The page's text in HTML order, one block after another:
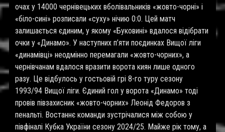
очах у 14000 чернівецьких вболівальників «жовто-чорні» і
«біло-сині» розписали «суху» нічию 0:0. Цей матч
залишається єдиним, у якому «Буковині» вдалося відібрати
очки у «Динамо». У наступних п’яти поєдинках Вищої ліги
«динамівці» неодмінно перемагали «жовто-чорних», а
чернівчанам вдалося вразити ворота киян лише одного
разу. Це відбулось у гостьовій грі 8-го туру сезону
1993/94 Вищої ліги. Єдиний гол у ворота «Динамо» тоді
провів півзахисник «жовто-чорних» Леонід Федоров з
пенальті. Востаннє команди зустрічалися між собою у
півфіналі Кубка України сезону 2024/25. Майже рік тому, а